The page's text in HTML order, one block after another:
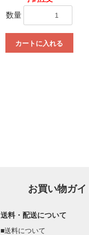
数量
カートに入れる
お買い物ガイ
送料・配送について
■送料について